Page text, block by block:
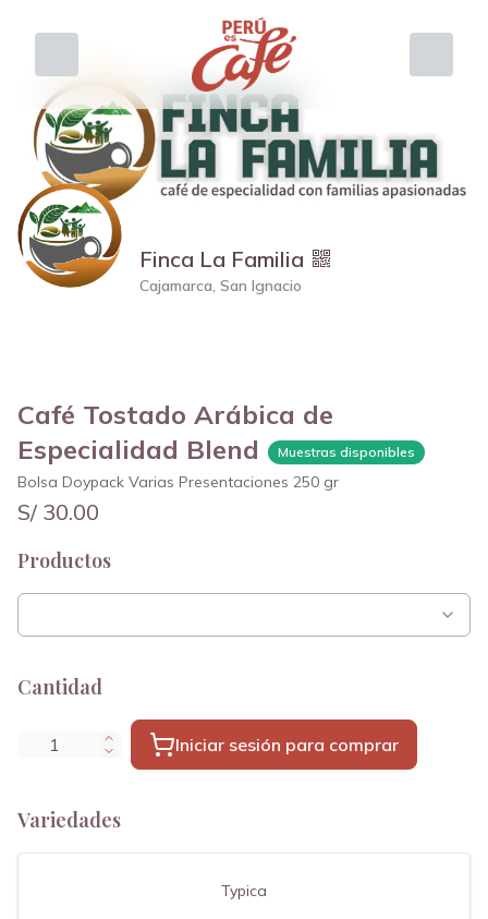
Finca La Familia
Cajamarca, San Ignacio
Café Tostado Arábica de
Especialidad Blend
Muestras disponibles
Bolsa Doypack Varias Presentaciones 250 gr
S/ 30.00
Productos
Cantidad
Iniciar sesión para comprar
Variedades
Typica